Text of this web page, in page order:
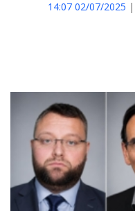
02/07/2025 14:07